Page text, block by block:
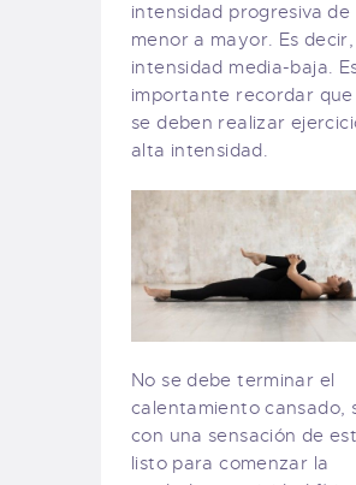
intensidad progresiva de
menor a mayor. Es
intensidad media-baja.
importante recordar que
se deben realizar
alta intensidad.
No se debe terminar el
calentamiento cansado,
con una sensación de
listo para comenzar la